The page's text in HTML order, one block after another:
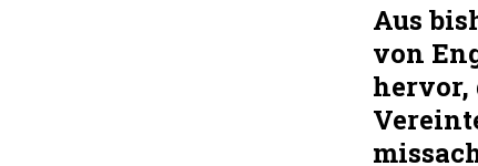
Aus
von
hervor,